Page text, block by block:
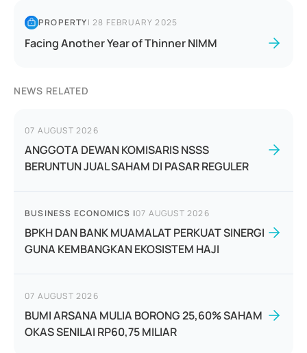
PROPERTY|28 FEBRUARY 2025
Facing Another Year of Thinner NIMM
NEWS RELATED
07 AUGUST 2026
ANGGOTA DEWAN KOMISARIS NSSS
BERUNTUN JUAL SAHAM DI PASAR REGULER
BUSINESS ECONOMICS |07 AUGUST 2026
BPKH DAN BANK MUAMALAT PERKUAT SINERGI
GUNA KEMBANGKAN EKOSISTEM HAJI
07 AUGUST 2026
BUMI ARSANA MULIA BORONG 25,60% SAHAM
OKAS SENILAI RP60,75 MILIAR